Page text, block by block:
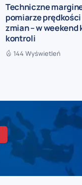
Techniczne
pomiarze
zmian – w
kontroli
144 Wyświetleń